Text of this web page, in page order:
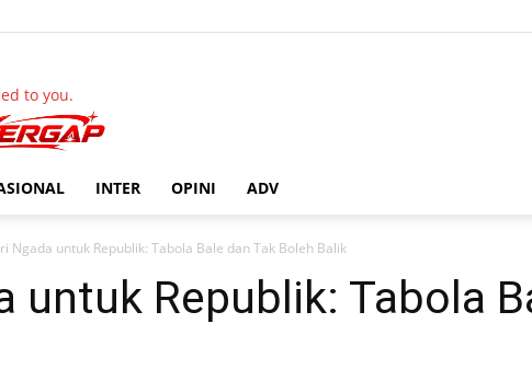
to you.
INTER OPINI ADV
Ngada untuk Republik: Tabola Bale dan Tak Boleh Balik
untuk Republik: Tabola